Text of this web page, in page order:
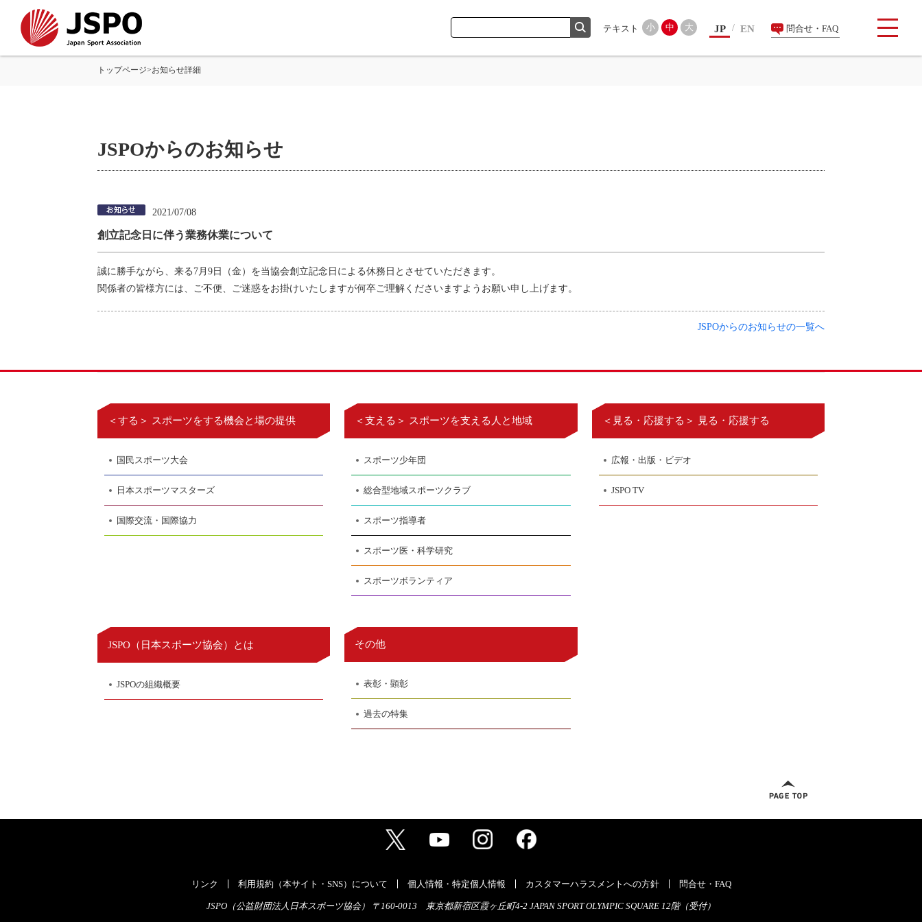
検索 小 中 大 JP EN 問合せ・FAQ
トップページ>お知らせ詳細
JSPOからのお知らせ
2021/07/08
創立記念日に伴う業務休業について
誠に勝手ながら、来る7月9日（金）を当協会創立記念日による休務日とさせていただきます。
関係者の皆様方には、ご不便、ご迷惑をお掛けいたしますが何卒ご理解くださいますようお願い申し上げます。
JSPOからのお知らせの一覧へ
＜する＞ スポーツをする機会と場の提供
国民スポーツ大会
日本スポーツマスターズ
国際交流・国際協力
＜支える＞ スポーツを支える人と地域
スポーツ少年団
総合型地域スポーツクラブ
スポーツ指導者
スポーツ医・科学研究
スポーツボランティア
＜見る・応援する＞ 見る・応援する
広報・出版・ビデオ
JSPO TV
JSPO（ 日本スポーツ協会）とは
JSPOの組織概要
その他
表彰・顕彰
過去の特集
リンク 利用規約（本サイト・SNS）について 個人情報・特定個人情報 カスタマーハラスメントへの方針 問合せ・FAQ
JSPO（公益財団法人日本スポーツ協会） 〒160-0013 東京都新宿区霞ヶ丘町4-2 JAPAN SPORT OLYMPIC SQUARE 12階（受付）